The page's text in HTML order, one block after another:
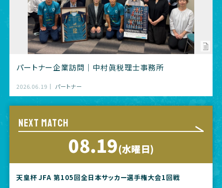
パートナー企業訪問｜中村眞税理士事務所
2026.06.19 パートナー
NEXT MATCH
08.19(水曜日)
天皇杯 JFA 第105回全日本サッカー選手権大会1回戦